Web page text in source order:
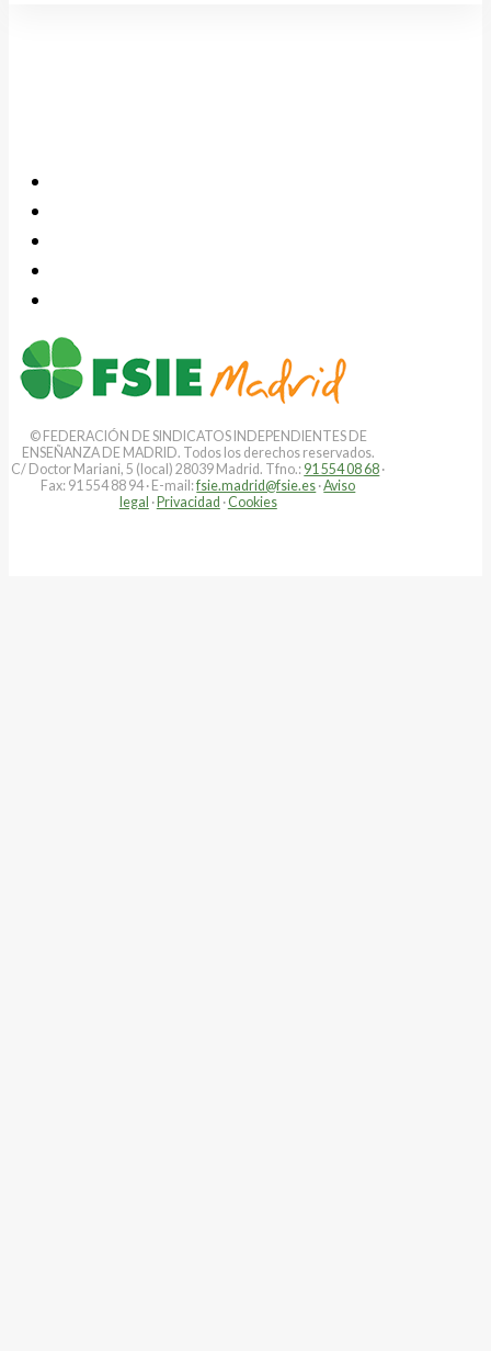
© FEDERACIÓN DE SINDICATOS INDEPENDIENTES DE
ENSEÑANZA DE MADRID. Todos los derechos reservados.
C/ Doctor Mariani, 5 (local) 28039 Madrid. Tfno.: 91 554 08 68 ·
Fax: 91 554 88 94 · E-mail:fsie.madrid@fsie.es ·Aviso
legal ·Privacidad · Cookies